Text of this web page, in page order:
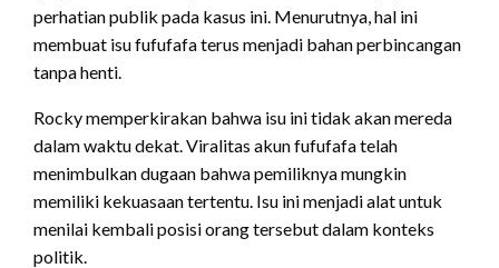
perhatian publik pada kasus ini. Menurutnya, hal ini
membuat isu fufufafa terus menjadi bahan perbincangan
tanpa henti.
Rocky memperkirakan bahwa isu ini tidak akan mereda
dalam waktu dekat. Viralitas akun fufufafa telah
menimbulkan dugaan bahwa pemiliknya mungkin
memiliki kekuasaan tertentu. Isu ini menjadi alat untuk
menilai kembali posisi orang tersebut dalam konteks
politik.